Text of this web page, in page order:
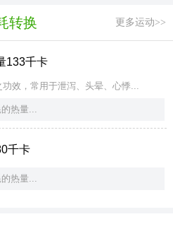
转换 更多运动>>
133千卡
效，常用于泄泻、头晕、心悸...
热量...
千卡
热量...